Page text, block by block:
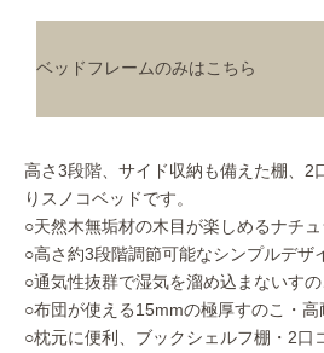
ベッドフレームのみはこちら
高さ3段階、サイド収納も備えた棚、2
りスノコベッドです。
○天然木無垢材の木目が楽しめるナチ
○高さ約3段階調節可能なシンプルデザ
○通気性抜群で湿気を溜め込まないすの
○布団が使える15mmの極厚すのこ・
○枕元に便利、ブックシェルフ棚・2口